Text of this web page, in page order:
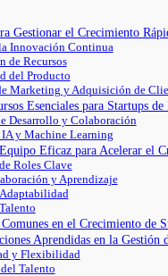
Gestionar el Crecimiento
Innovación Continua
de Recursos
del Producto
Marketing y Adquisición de
Esenciales para Startups
Desarrollo y Colaboración
IA y Machine Learning
Eficaz para Acelerar el
Roles Clave
y Aprendizaje
en el Crecimiento de
Aprendidas en la
y Flexibilidad
Talento